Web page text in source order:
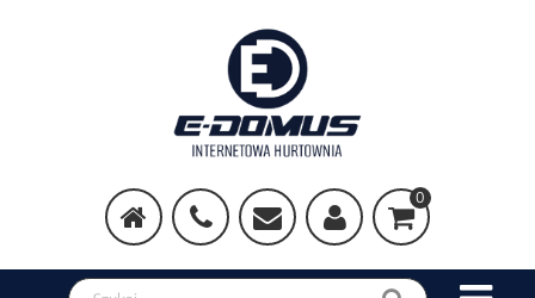
0
Szukaj w sklepie